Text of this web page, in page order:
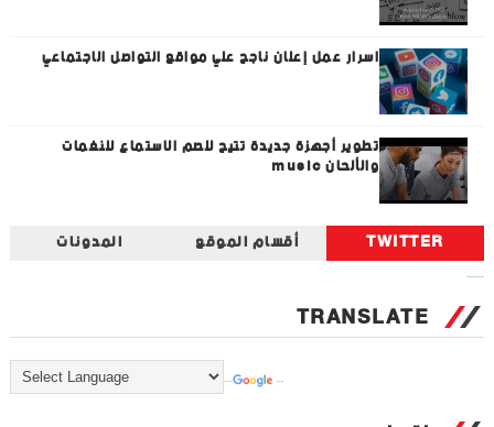
اسرار عمل إعلان ناجح علي مواقع التواصل الاجتماعي
تطوير أجهزة جديدة تتيح للصم الاستماع للنغمات
والألحان music
TWITTER أقسام الموقع المدونات
TRANSLATE